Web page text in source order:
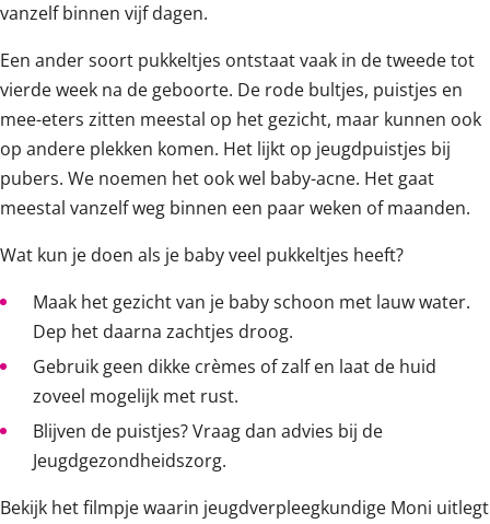
vanzelf binnen vijf dagen.
Een ander soort pukkeltjes ontstaat vaak in de tweede tot
vierde week na de geboorte. De rode bultjes, puistjes en
mee-eters zitten meestal op het gezicht, maar kunnen ook
op andere plekken komen. Het lijkt op jeugdpuistjes bij
pubers. We noemen het ook wel baby-acne. Het gaat
meestal vanzelf weg binnen een paar weken of maanden.
Wat kun je doen als je baby veel pukkeltjes heeft?
Maak het gezicht van je baby schoon met lauw water.
Dep het daarna zachtjes droog.
Gebruik geen dikke crèmes of zalf en laat de huid
zoveel mogelijk met rust.
Blijven de puistjes? Vraag dan advies bij de
Jeugdgezondheidszorg.
Bekijk het filmpje waarin jeugdverpleegkundige Moni uitlegt